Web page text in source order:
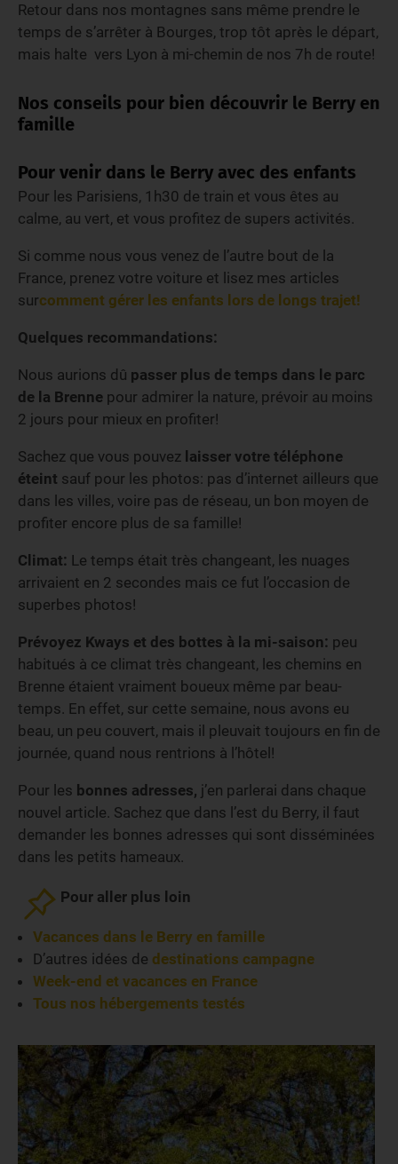
Retour dans nos montagnes sans même prendre le
temps de s’arrêter à Bourges, trop tôt après le départ,
mais halte vers Lyon à mi-chemin de nos 7h de route!
Nos conseils pour bien découvrir le Berry en
famille
Pour venir dans le Berry avec des enfants
Pour les Parisiens, 1h30 de train et vous êtes au
calme, au vert, et vous profitez de supers activités.
Si comme nous vous venez de l’autre bout de la
France, prenez votre voiture et lisez mes articles
surcomment gérer les enfants lors de longs trajet!
Quelques recommandations:
Nous aurions dû passer plus de temps dans le parc
de la Brenne pour admirer la nature, prévoir au moins
2 jours pour mieux en profiter!
Sachez que vous pouvez laisser votre téléphone
éteint sauf pour les photos: pas d’internet ailleurs que
dans les villes, voire pas de réseau, un bon moyen de
profiter encore plus de sa famille!
Climat: Le temps était très changeant, les nuages
arrivaient en 2 secondes mais ce fut l’occasion de
superbes photos!
Prévoyez Kways et des bottes à la mi-saison: peu
habitués à ce climat très changeant, les chemins en
Brenne étaient vraiment boueux même par beau-
temps. En effet, sur cette semaine, nous avons eu
beau, un peu couvert, mais il pleuvait toujours en fin de
journée, quand nous rentrions à l’hôtel!
Pour les bonnes adresses, j’en parlerai dans chaque
nouvel article. Sachez que dans l’est du Berry, il faut
demander les bonnes adresses qui sont disséminées
dans les petits hameaux.
Pour aller plus loin
Vacances dans le Berry en famille
D’autres idées de destinations campagne
Week-end et vacances en France
Tous nos hébergements testés